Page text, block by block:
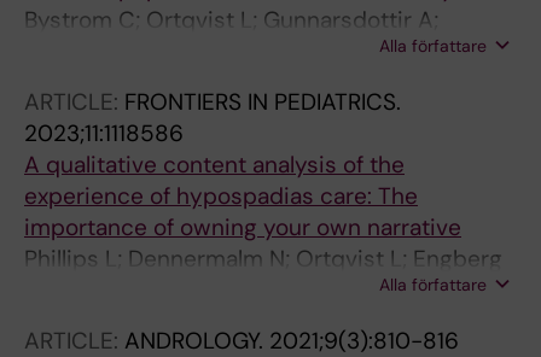
Bystrom C; Ortqvist L; Gunnarsdottir A;
Alla författare
ARTICLE: FRONTIERS IN PEDIATRICS.
2023;11:1118586
A qualitative content analysis of the
experience of hypospadias care: The
importance of owning your own narrative
Phillips L; Dennermalm N; Ortqvist L; Engberg
H; Holmdahl G; Fossum M; Moller A;Alla författare
ARTICLE: ANDROLOGY. 2021;9(3):810-816